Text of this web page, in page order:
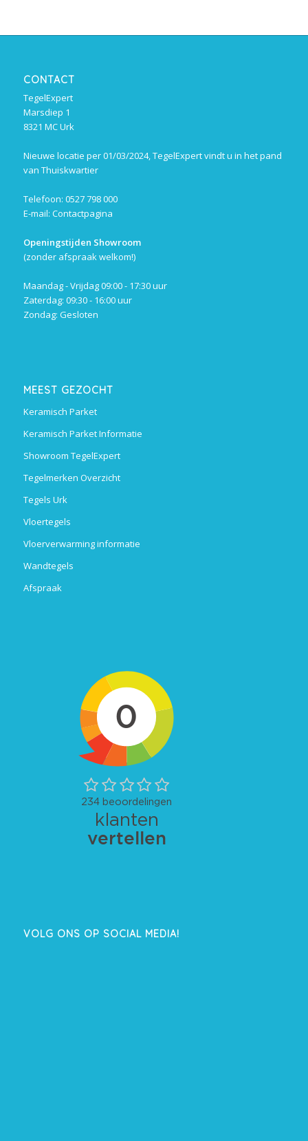
CONTACT
TegelExpert
Marsdiep 1
8321 MC Urk
Nieuwe locatie per 01/03/2024, TegelExpert vindt u in het pand
van Thuiskwartier
Telefoon: 0527 798 000
E-mail: Contactpagina
Openingstijden Showroom
(zonder afspraak welkom!)
Maandag - Vrijdag 09:00 - 17:30 uur
Zaterdag: 09:30 - 16:00 uur
Zondag: Gesloten
MEEST GEZOCHT
Keramisch Parket
Keramisch Parket Informatie
Showroom TegelExpert
Tegelmerken Overzicht
Tegels Urk
Vloertegels
Vloerverwarming informatie
Wandtegels
Afspraak
VOLG ONS OP SOCIAL MEDIA!